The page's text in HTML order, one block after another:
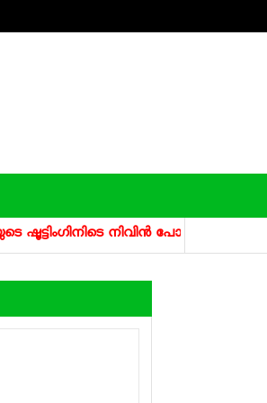
നിവിന്‍ പോളിക്ക് പരുക്ക്; 15